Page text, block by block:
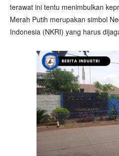
terawat ini tentu menimbulkan
Merah Putih merupakan simbol
Indonesia (NKRI) yang harus